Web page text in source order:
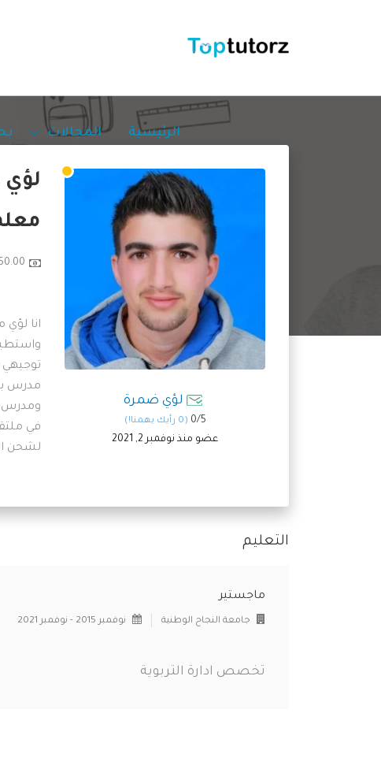
الرئيسية المجالات
لؤي ضمرة
0/5 (0 رأيك يهمنا!)
عضو منذ نوفمبر 2, 2021
₪50.00 /
توجيهي
مدرس
ومدرس
في
لشحن
التعليم
ماجستير
جامعة النجاح الوطنية نوفمبر 2015 - نوفمبر 2021
تخصص ادارة التربوية